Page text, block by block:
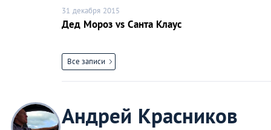
31 декабря 2015
Дед Мороз vs Санта Клаус
Все записи
Андрей Красников